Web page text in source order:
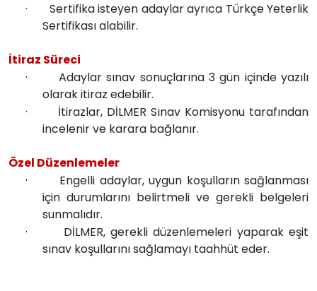
·
Sertifika isteyen adaylar ayrıca Türkçe Yeterlik
Sertifikası alabilir.
İtiraz Süreci
·
Adaylar sınav sonuçlarına 3 gün içinde yazılı
olarak itiraz edebilir.
·
İtirazlar, DİLMER Sınav Komisyonu tarafından
incelenir ve karara bağlanır.
Özel Düzenlemeler
·
Engelli adaylar, uygun koşulların sağlanması
için durumlarını belirtmeli ve gerekli belgeleri
sunmalıdır.
·
DİLMER, gerekli düzenlemeleri yaparak eşit
sınav koşullarını sağlamayı taahhüt eder.